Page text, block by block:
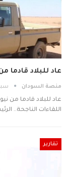
عاد للبلاد قادما
منصة السودان
عاد للبلاد قادما من
اللقاءات الناجحة..
تقارير